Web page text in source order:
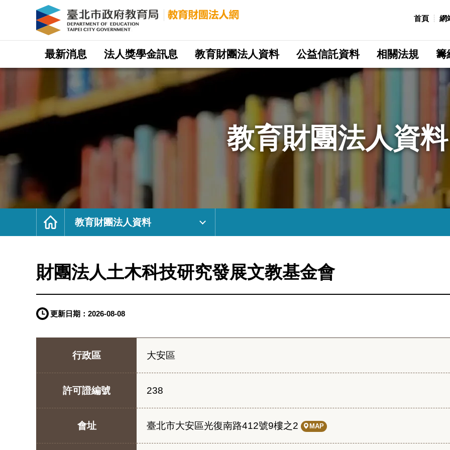
研
教
局
教
人
網
首頁 網
網
最新消息 法人獎學金訊息 教育財團法人資料 公益信託資料 相關法規 籌
教育財團法人資料
首
教育財團法人資料
財團法人土木科技研究發展文教基金會
更新日期： 2026-08-08
行政區 大安區
許可證編號 238
會址 臺北市大安區光復南路412號9樓之2 MAP